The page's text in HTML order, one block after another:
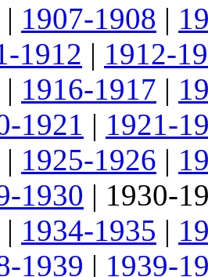
| 1907-1908 |
1912 | 1912-
| 1916-1917 |
1921 | 1921-
| 1925-1926 |
1930 | 1930-
| 1934-1935 |
1939 | 1939-